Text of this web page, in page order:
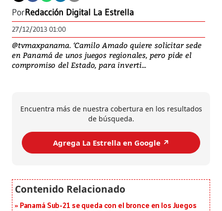
PorRedacción Digital La Estrella
27/12/2013 01:00
@tvmaxpanama. ‘Camilo Amado quiere solicitar sede
en Panamá de unos juegos regionales, pero pide el
compromiso del Estado, para inverti...
Encuentra más de nuestra cobertura en los resultados
de búsqueda.
Agrega La Estrella en Google ↗️
Panamá Sub-21 se queda con el bronce en los Juegos